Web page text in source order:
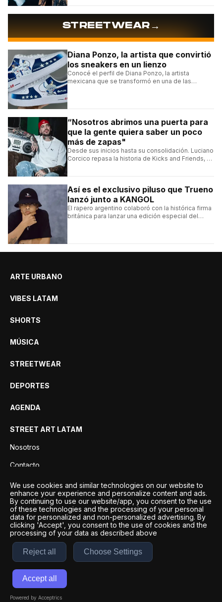
STREETWEAR→
Diana Ponzo, la artista que convirtió
los sneakers en un lienzo
Conocé el perfil de Diana Ponzo, la artista
mexicana que se transformó en una de las
“Nosotros abrimos una puerta para
que la gente quiera saber un poco
más de zapas"
Desde sus inicios hasta su consolidación. Luciano
Corcico repasa la historia de Kicks and Friends, el
Así es el exclusivo piluso que Trueno
lanzó junto a KANGOL
El rapero argentino colaboró con la histórica firma
británica para lanzar una edición especial del
ARTE URBANO
VIBES LATAM
SHORTS
MÚSICA
STREETWEAR
DEPORTES
AGENDA
STREET ART LATAM
Nosotros
Contacto
Privacidad
Desarrollo por
Términos y condiciones
We use cookies and similar technologies on our website to
enhance your experience and personalize content and ads.
By continuing to use our website/app, you consent to the use
of these technologies and the processing of your personal
data for personalized and non-personalized advertising. By
clicking 'Accept', you consent to the use of cookies and the
processing of your data as described above
Reject all Choose Settings
Accept all
Powered by Acceptrics